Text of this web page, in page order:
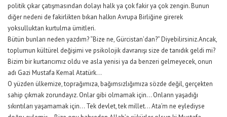
politik çıkar çatışmasından dolayı halk ya çok fakir ya çok zengin. Bunun
diğer nedeni de fakirlikten bıkan halkın Avrupa Birliğine girerek
yoksulluktan kurtulma ümitleri.
Bütün bunları neden yazdım? “Bize ne, Gürcistan’dan?” Diyebilirsiniz.Ancak,
toplumun kültürel değişimi ve psikolojik davranışı size de tanıdık geldi mi?
Bizim bir kurtarıcımız oldu ve asla yenisi ya da benzeri gelmeyecek, onun
adı Gazi Mustafa Kemal Atatürk…
O yüzden ülkemize, toprağımıza, bağımsızlığımıza sözde değil, gerçekten
sahip çıkmak zorundayız. Onlar gibi olmamak için… Onların yaşadığı
sıkıntıları yaşamamak için… Tek devlet, tek millet… Ata’m ne eylediyse